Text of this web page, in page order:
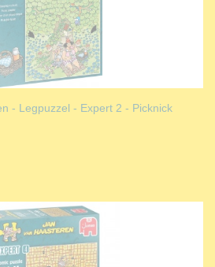
- Legpuzzel - Expert 2 - Picknick